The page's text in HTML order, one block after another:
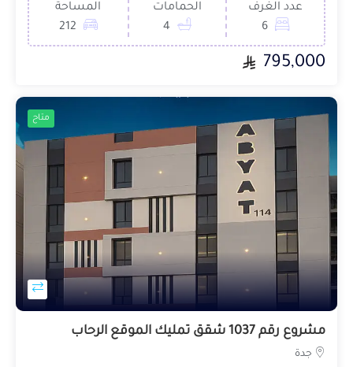
عدد الغرف
6
الحمامات
4
المساحة
212
795,000
متاح
مشروع رقم 1037 شقق تمليك الموقع الرحاب
جدة